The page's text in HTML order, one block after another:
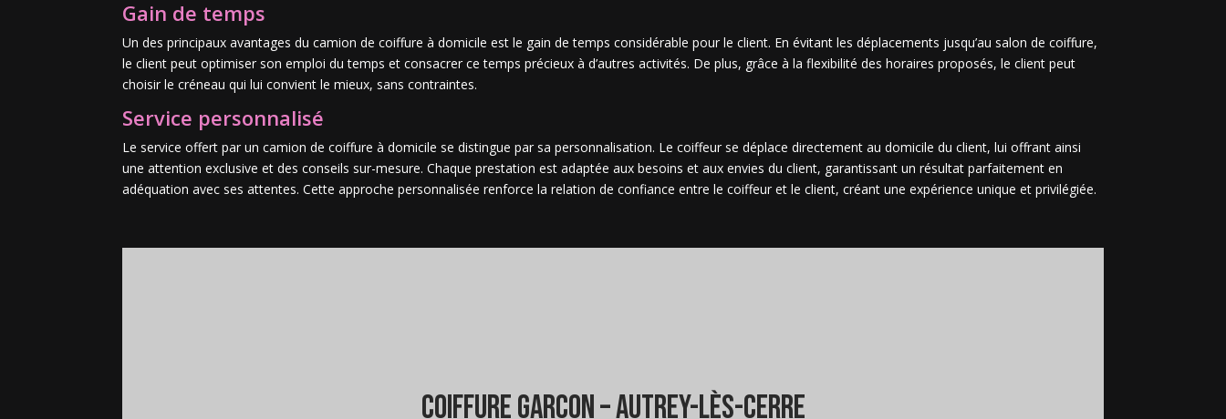
Gain de temps
Un des principaux avantages du camion de coiffure à domicile est le gain de temps considérable pour le client. En évitant les déplacements jusqu’au salon de coiffure,
le client peut optimiser son emploi du temps et consacrer ce temps précieux à d’autres activités. De plus, grâce à la flexibilité des horaires proposés, le client peut
choisir le créneau qui lui convient le mieux, sans contraintes.
Service personnalisé
Le service offert par un camion de coiffure à domicile se distingue par sa personnalisation. Le coiffeur se déplace directement au domicile du client, lui offrant ainsi
une attention exclusive et des conseils sur-mesure. Chaque prestation est adaptée aux besoins et aux envies du client, garantissant un résultat parfaitement en
adéquation avec ses attentes. Cette approche personnalisée renforce la relation de confiance entre le coiffeur et le client, créant une expérience unique et privilégiée.
coiffure garcon – Autrey-lès-Cerre